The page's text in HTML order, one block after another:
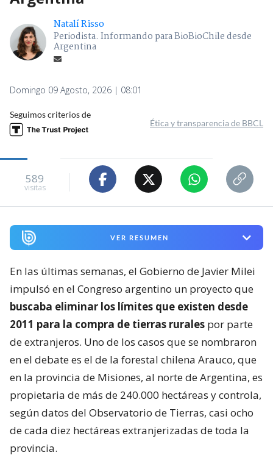
Natalí Risso
Periodista. Informando para BioBioChile desde
Argentina
Domingo 09 Agosto, 2026 | 08:01
Seguimos criterios de
Ética y transparencia de BBCL
589
visitas
VER RESUMEN
En las últimas semanas, el Gobierno de Javier Milei
impulsó en el Congreso argentino un proyecto que
buscaba eliminar los límites que existen desde
2011 para la compra de tierras rurales por parte
de extranjeros. Uno de los casos que se nombraron
en el debate es el de la forestal chilena Arauco, que
en la provincia de Misiones, al norte de Argentina, es
propietaria de más de 240.000 hectáreas y controla,
según datos del Observatorio de Tierras, casi ocho
de cada diez hectáreas extranjerizadas de toda la
provincia.